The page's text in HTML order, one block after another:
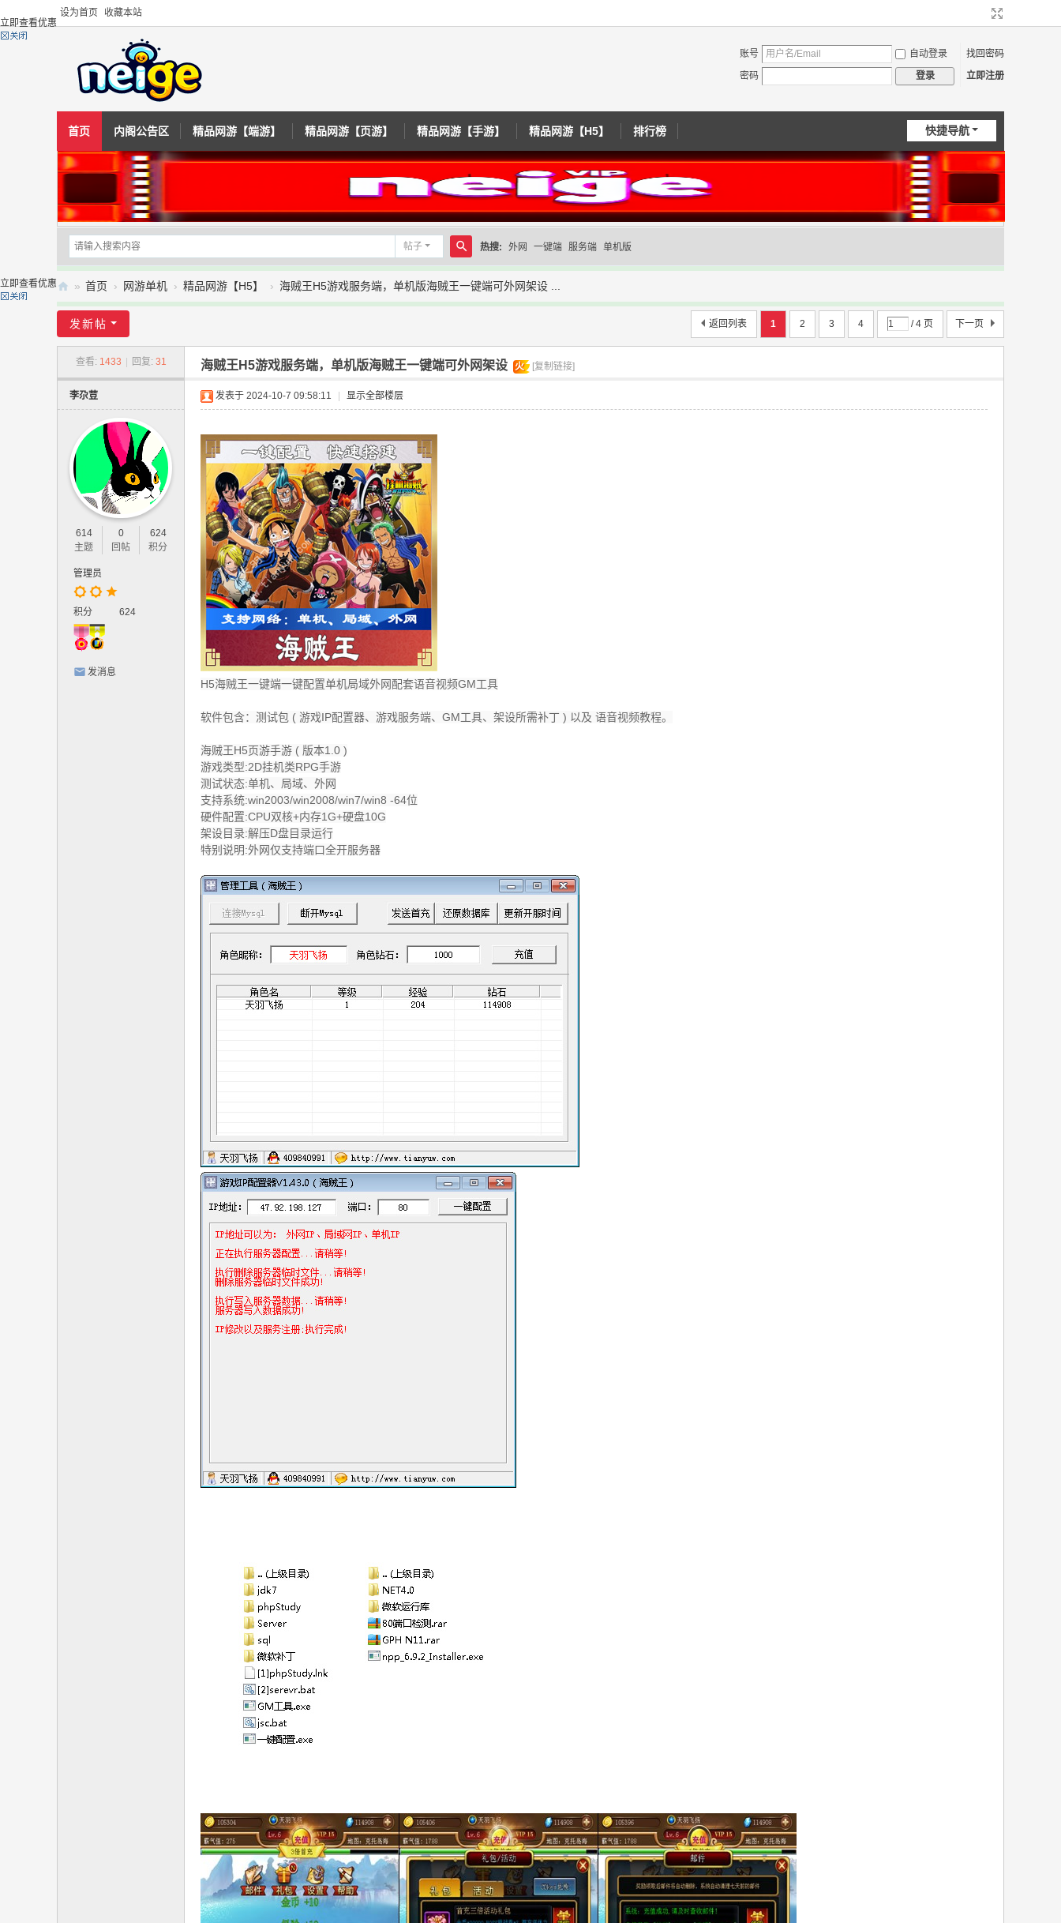
设为首页 收藏本站
账号 自动登录
找回密码
密码
登录 立即注册
快捷导航
首页 内阁公告区 精品网游【端游】 精品网游【页游】 精品网游【手游】 精品网游【H5】 排行榜
帖子
搜
索
热搜: 外网 一键端 服务端 单机版
内
网
» 首页 › 网游单机 › 精品网游【H5】 › 海贼王H5游戏服务端，单机版海贼王一键端可外网架设 ...
1 2 3 4 / 4 页 下一页
返回列表
发新帖
查看: 1433 回复: 31 海贼王H5游戏服务端，单机版海贼王一键端可外网架设 火 [复制链接]
李尕荳
614
主题
0
回帖
624
积分
管理员
积分 624
发消息
发表于 2024-10-7 09:58:11 显示全部楼层
H5海贼王一键端一键配置单机局域外网配套语音视频GM工具
软件包含：测试包 ( 游戏IP配置器、游戏服务端、GM工具、架设所需补丁 ) 以及 语音视频教程。
海贼王H5页游手游 ( 版本1.0 )
游戏类型:2D挂机类RPG手游
测试状态:单机、局域、外网
支持系统:win2003/win2008/win7/win8 -64位
硬件配置:CPU双核+内存1G+硬盘10G
架设目录:解压D盘目录运行
特别说明:外网仅支持端口全开服务器
立即查看优惠
立即查看优惠